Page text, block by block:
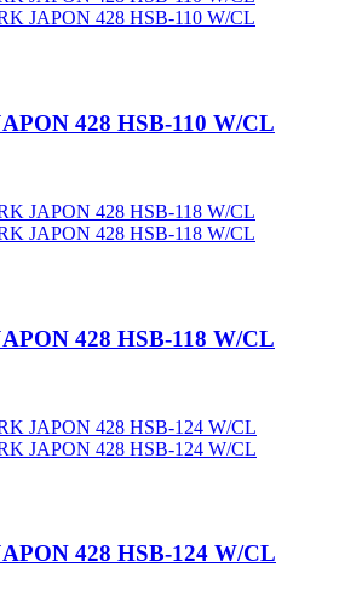
428 HSB-110 W/CL
428 HSB-118 W/CL
428 HSB-124 W/CL